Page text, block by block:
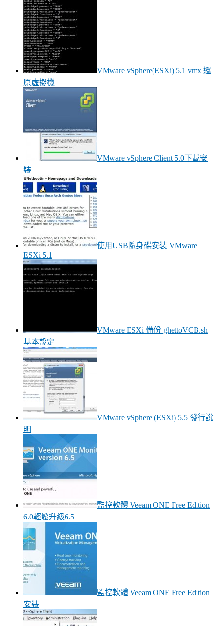
VMware vSphere(ESXi) 5.1 vmx 還
原虛擬機
VMware vSphere Client 5.0下載安
裝
使用USB隨身碟安裝 VMware
ESXi 5.1
VMware ESXi 備份 ghettoVCB.sh
基本設定
VMware vSphere (ESXi) 5.5 發行說
明
監控軟體 Veeam ONE Free Edition
6.0輕鬆升級6.5
監控軟體 Veeam ONE Free Edition
安裝